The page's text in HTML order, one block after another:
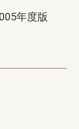
年度版